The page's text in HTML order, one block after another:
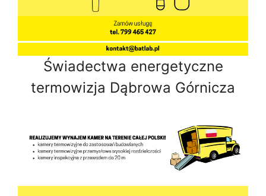
Świadectwa energetyczne
termowizja Dąbrowa Górnicza